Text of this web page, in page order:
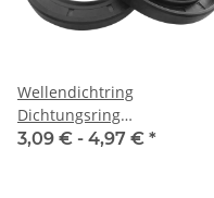
Wellendichtring
Dichtungsring
Wellendichtung Simmerring
3,09 € - 4,97 € *